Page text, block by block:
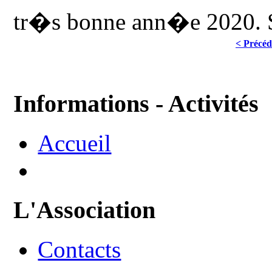
tr�s bonne ann�e 2020.
<
Informations - Activités
Accueil
L'Association
Contacts